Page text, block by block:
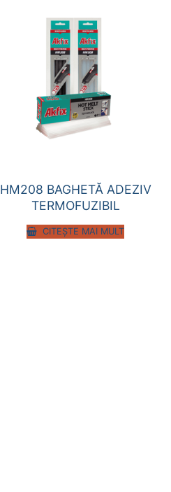
HM208 BAGHETĂ ADEZIV
TERMOFUZIBIL
CITEȘTE MAI MULT